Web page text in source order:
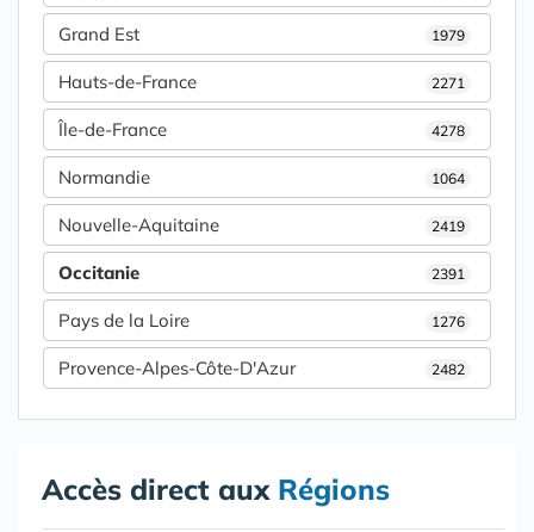
Grand Est 1979
Hauts-de-France 2271
Île-de-France 4278
Normandie 1064
Nouvelle-Aquitaine 2419
Occitanie 2391
Pays de la Loire 1276
Provence-Alpes-Côte-D'Azur 2482
Accès direct aux Régions